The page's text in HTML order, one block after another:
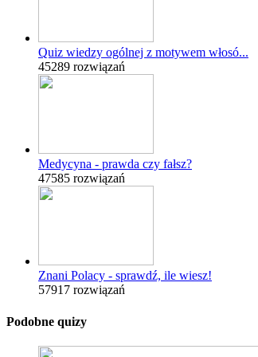
Quiz wiedzy ogólnej z motywem włosó...
45289 rozwiązań
Medycyna - prawda czy fałsz?
47585 rozwiązań
Znani Polacy - sprawdź, ile wiesz!
57917 rozwiązań
Podobne quizy